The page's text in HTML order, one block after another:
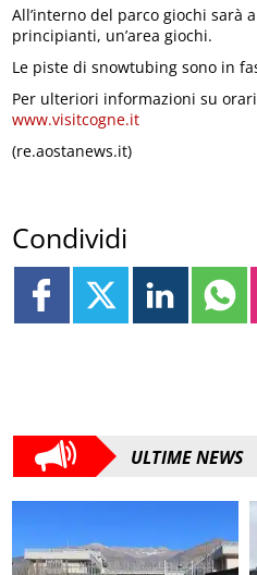
All’interno del parco giochi sarà
principianti, un’area giochi.
Le piste di snowtubing sono in
Per ulteriori informazioni su
www.visitcogne.it
(re.aostanews.it)
Condividi
ULTIME NEWS